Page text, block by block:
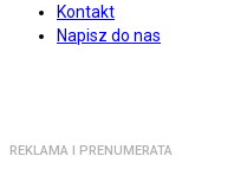
Kontakt
Napisz do nas
REKLAMA I PRENUMERATA